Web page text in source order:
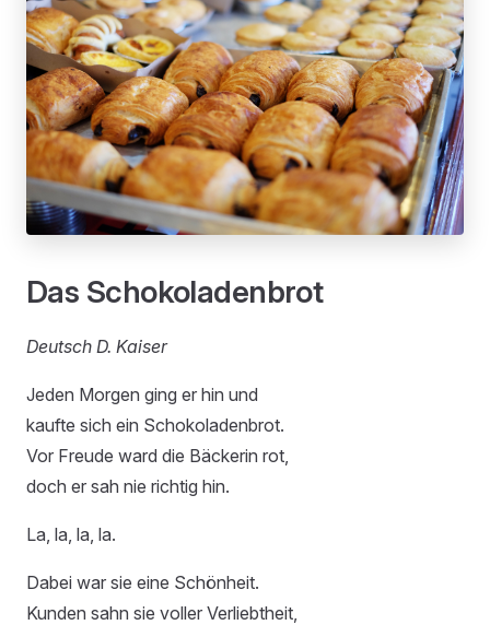
Das Schokoladenbrot
Deutsch D. Kaiser
Jeden Morgen ging er hin und
kaufte sich ein Schokoladenbrot.
Vor Freude ward die Bäckerin rot,
doch er sah nie richtig hin.
La, la, la, la.
Dabei war sie eine Schönheit.
Kunden sahn sie voller Verliebtheit,